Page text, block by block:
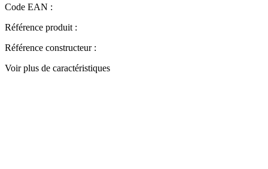
Code EAN :
Référence produit :
Référence constructeur :
Voir plus de caractéristiques